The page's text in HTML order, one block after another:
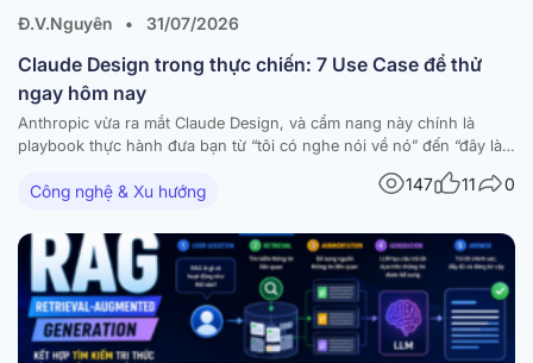
Đ.V.Nguyên • 31/07/2026
Claude Design trong thực chiến: 7 Use Case để thử
ngay hôm nay
Anthropic vừa ra mắt Claude Design, và cẩm nang này chính là
playbook thực hành đưa bạn từ “tôi có nghe nói về nó” đến “đây là
thứ tôi đã build được hôm nay”. Tài liệu tập hợp 7 workflow dùng-
được-ngay — mỗi workflow đi kèm hướng dẫn từng bước,…
Công nghệ & Xu hướng 147 11 0